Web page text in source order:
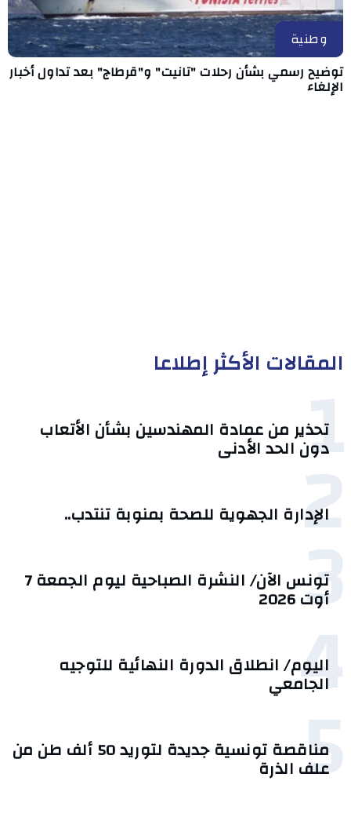
وطنية
توضيح رسمي بشأن رحلات "تانيت" و"قرطاج" بعد تداول أخبار
الإلغاء
المقالات الأكثر إطلاعا
1
تحذير من عمادة المهندسين بشأن الأتعاب
دون الحد الأدنى
2
الإدارة الجهوية للصحة بمنوبة تنتدب..
3 تونس الآن/ النشرة الصباحية ليوم الجمعة 7
أوت 2026
4
اليوم/ انطلاق الدورة النهائية للتوجيه
الجامعي
5 مناقصة تونسية جديدة لتوريد 50 ألف طن من
علف الذرة